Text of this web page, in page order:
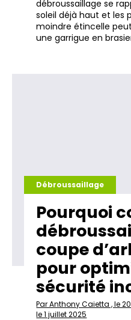
débroussaillage se
soleil déjà haut et les
moindre étincelle
une garrigue en
Débroussaillage
Pourquoi
coupe
pour
sécurité
Par Anthony Caietta , le
le 1 juillet 2025